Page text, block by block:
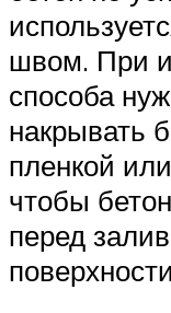
швом. При
способа
накрывать
пленкой
чтобы
перед